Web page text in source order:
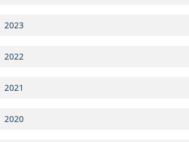
2023
2022
2021
2020